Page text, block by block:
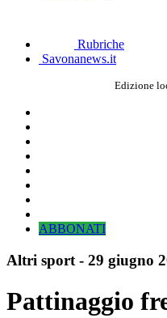
Rubriche
Savonanews.it
Edizione
ABBONATI
Altri sport - 29 giugno
Pattinaggio